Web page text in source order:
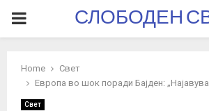
PRIMARYСЛОБОДЕН
Home
Свет
Европа во шок поради Бајден: „Најавува
Свет